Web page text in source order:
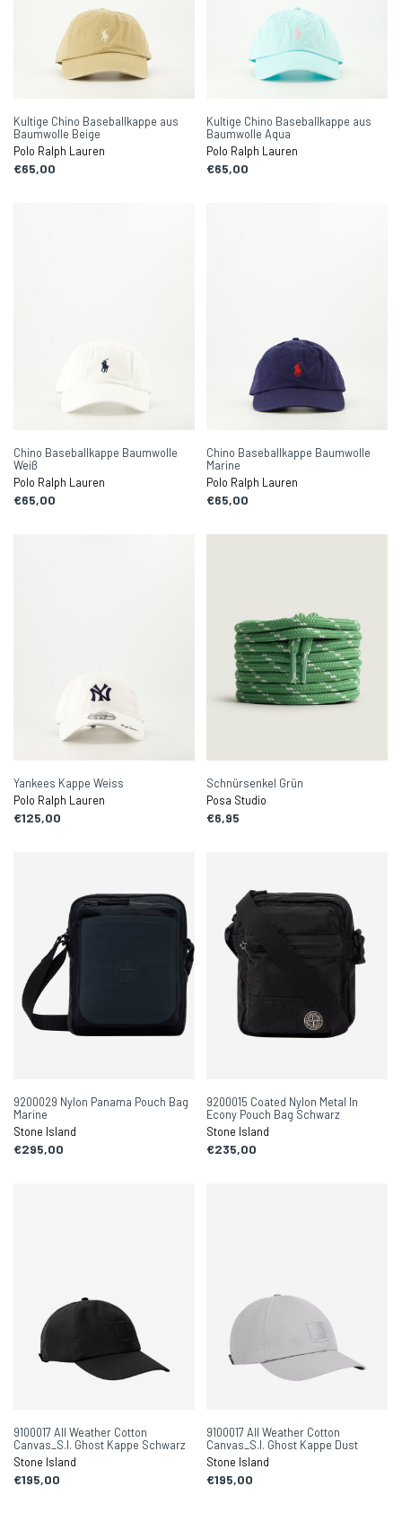
Kultige Chino Baseballkappe aus
Baumwolle Beige
Polo Ralph Lauren
€65,00
Kultige Chino Baseballkappe aus
Baumwolle Aqua
Polo Ralph Lauren
€65,00
Chino Baseballkappe Baumwolle
Weiß
Polo Ralph Lauren
€65,00
Chino Baseballkappe Baumwolle
Marine
Polo Ralph Lauren
€65,00
Yankees Kappe Weiss
Polo Ralph Lauren
€125,00
Schnürsenkel Grün
Posa Studio
€6,95
9200029 Nylon Panama Pouch Bag
Marine
Stone Island
€295,00
9200015 Coated Nylon Metal In
Econy Pouch Bag Schwarz
Stone Island
€235,00
9100017 All Weather Cotton
Canvas_S.I. Ghost Kappe Schwarz
Stone Island
€195,00
9100017 All Weather Cotton
Canvas_S.I. Ghost Kappe Dust
Stone Island
€195,00